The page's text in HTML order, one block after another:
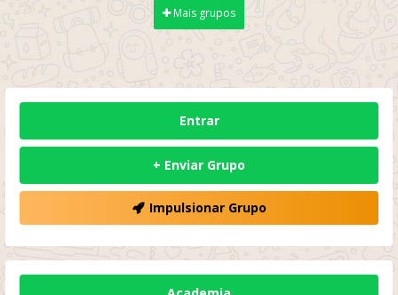
Mais grupos
Entrar
+ Enviar Grupo
Impulsionar Grupo